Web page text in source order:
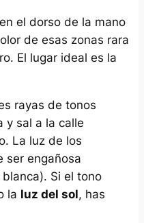
el dorso de la mano
de esas zonas rara
El lugar ideal es la
rayas de tonos
y sal a la calle
La luz de los
ser engañosa
Si el tono
la luz del sol, has